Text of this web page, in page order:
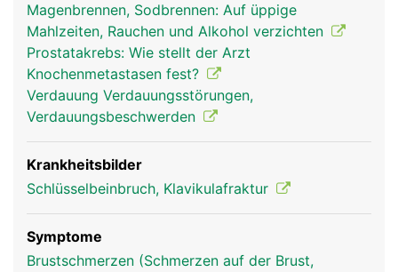
Brustbein Frau Brustbein Mann
Magenbrennen, Sodbrennen: Auf üppige
Mahlzeiten, Rauchen und Alkohol verzichten
Prostatakrebs: Wie stellt der Arzt
Knochenmetastasen fest?
Verdauung Verdauungsstörungen,
Verdauungsbeschwerden
Krankheitsbilder
Schlüsselbeinbruch, Klavikulafraktur
Symptome
Brustschmerzen (Schmerzen auf der Brust,